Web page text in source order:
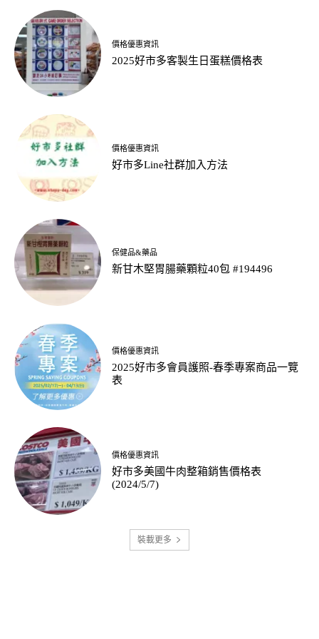
價格優惠資訊
2025好市多客製生日蛋糕價格表
價格優惠資訊
好市多Line社群加入方法
保健品&藥品
新甘木堅胃腸藥顆粒40包 #194496
價格優惠資訊
2025好市多會員護照-春季專案商品一覽
表
價格優惠資訊
好市多美國牛肉整箱銷售價格表
(2024/5/7)
裝載更多